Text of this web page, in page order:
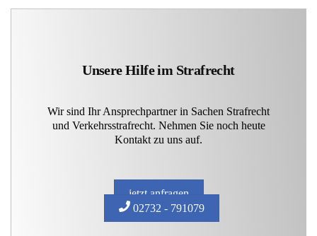
Unsere Hilfe im Strafrecht
Wir sind Ihr Ansprechpartner in Sachen Strafrecht
und Verkehrsstrafrecht. Nehmen Sie noch heute
Kontakt zu uns auf.
jetzt anfragen
02732 - 791079